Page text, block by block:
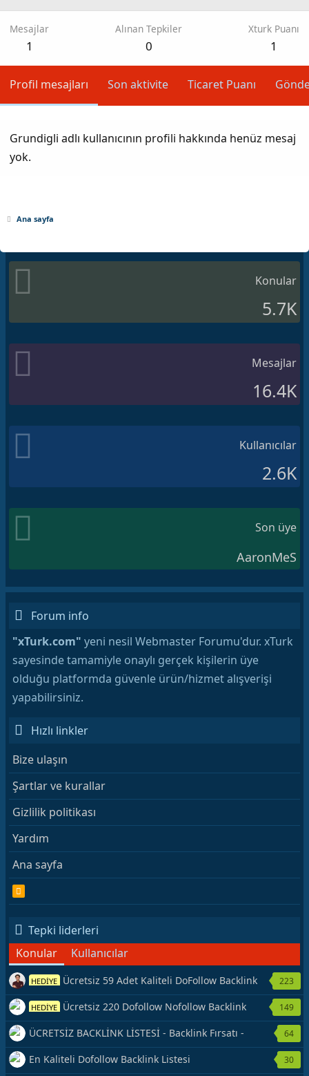
Mesajlar
1
Alınan Tepkiler
0
Xturk Puanı
1
Profil mesajları Son aktivite Ticaret Puanı
Grundigli adlı kullanıcının profili hakkında henüz mesaj
yok.
Ana sayfa
Konular
5.7K
Mesajlar
16.4K
Kullanıcılar
2.6K
Son üye
AaronMeS
Forum info
"xTurk.com" yeni nesil Webmaster Forumu'dur. xTurk
sayesinde tamamiyle onaylı gerçek kişilerin üye
olduğu platformda güvenle ürün/hizmet alışverişi
yapabilirsiniz.
Hızlı linkler
Bize ulaşın
Şartlar ve kurallar
Gizlilik politikası
Yardım
Ana sayfa
S
Tepki liderleri
Konular
Kullanıcılar
HEDİYE Ücretsiz 59 Adet Kaliteli DoFollow Backlink
Kaynağı Veriyorum.
223
HEDİYE Ücretsiz 220 Dofollow Nofollow Backlink
Veriyorum
149
ÜCRETSİZ BACKLİNK LİSTESİ - Backlink Fırsatı -
Hemen Yetiş!
64
En Kaliteli Dofollow Backlink Listesi 30